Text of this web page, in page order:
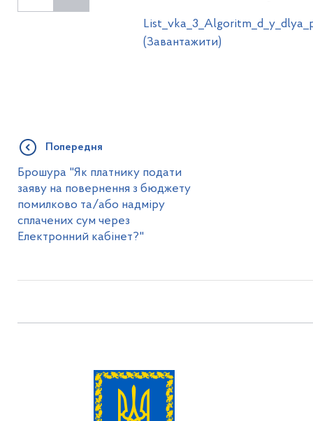
(Завантажити)
Попередня
Брошура "Як платнику подати
заяву на повернення з бюджету
помилково та/або надміру
сплачених сум через
Електронний кабінет?"